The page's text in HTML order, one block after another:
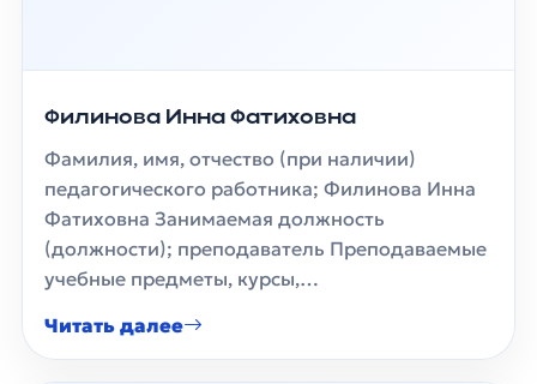
Филинова Инна Фатиховна
Фамилия, имя, отчество (при наличии)
педагогического работника; Филинова Инна
Фатиховна Занимаемая должность
(должности); преподаватель Преподаваемые
учебные предметы, курсы,…
Читать далее